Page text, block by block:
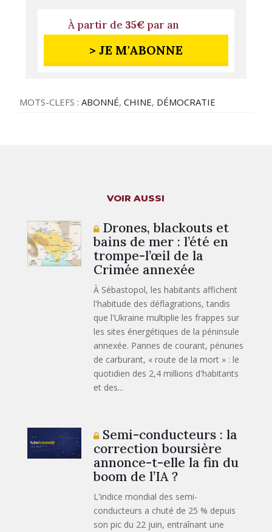
À partir de 35€par an
> JE M'ABONNE
MOTS-CLEFS :ABONNÉ,CHINE, DÉMOCRATIE
VOIR AUSSI
Drones, blackouts et
bains de mer : l’été en
trompe-l’œil de la
Crimée annexée
À Sébastopol, les habitants affichent
l'habitude des déflagrations, tandis
que l'Ukraine multiplie les frappes sur
les sites énergétiques de la péninsule
annexée. Pannes de courant, pénuries
de carburant, « route de la mort » : le
quotidien des 2,4 millions d'habitants
et des...
Semi-conducteurs : la
correction boursière
annonce-t-elle la fin du
boom de l’IA ?
L'indice mondial des semi-
conducteurs a chuté de 25 % depuis
son pic du 22 juin, entraînant une